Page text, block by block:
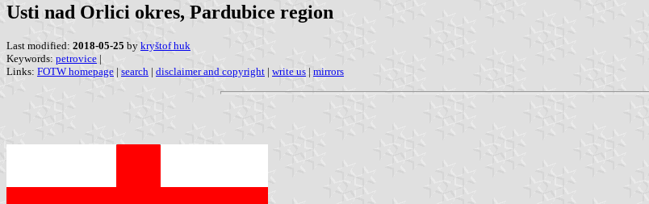
Usti nad Orlici okres, Pardubice region
Last modified: 2018-05-25 by kryštof huk
Keywords: petrovice |
Links: FOTW homepage | search | disclaimer and copyright | write us | mirrors